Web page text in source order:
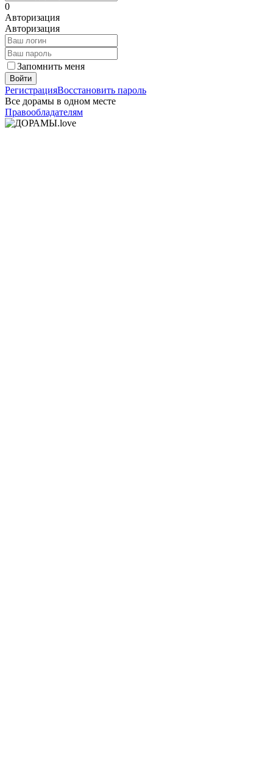
0
Авторизация
Авторизация
Запомнить меня
Войти
РегистрацияВосстановить пароль
Все дорамы в одном месте
Правообладателям